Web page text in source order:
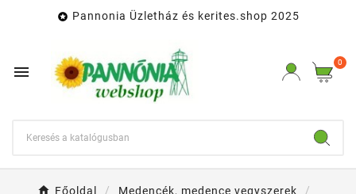
 Pannonia Üzletház és kerites.shop 2025

0
Főoldal
Medencék, medence vegyszerek